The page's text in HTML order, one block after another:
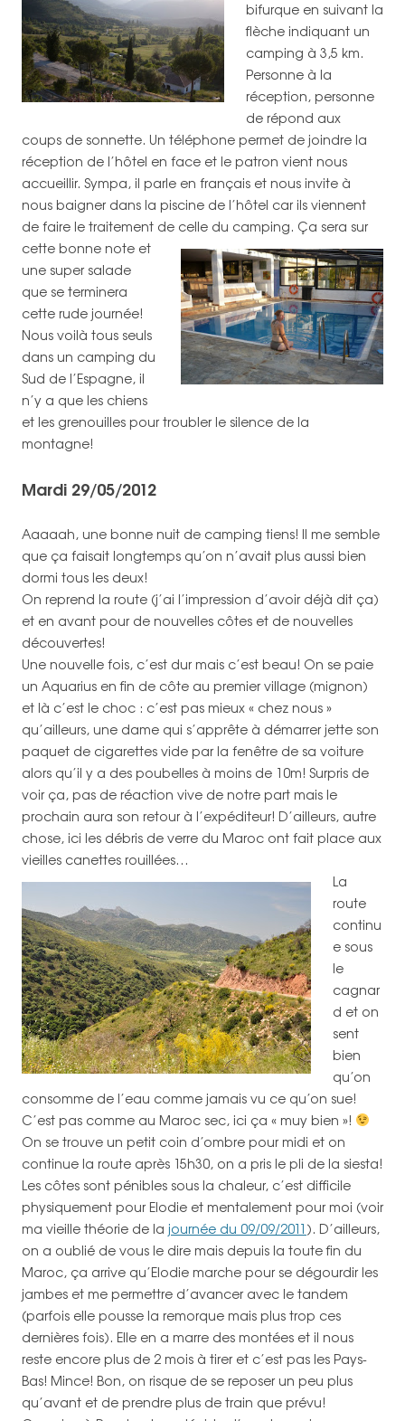
bifurque en suivant la
flèche indiquant un
camping à 3,5 km.
Personne à la
réception, personne
de répond aux
coups de sonnette. Un téléphone permet de joindre la
réception de l’hôtel en face et le patron vient nous
accueillir. Sympa, il parle en français et nous invite à
nous baigner dans la piscine de l’hôtel car ils viennent
de faire le traitement de celle du camping. Ça sera sur
cette bonne note et
une super salade
que se terminera
cette rude journée!
Nous voilà tous seuls
dans un camping du
Sud de l’Espagne, il
n’y a que les chiens
et les grenouilles pour troubler le silence de la
montagne!
Mardi 29/05/2012
Aaaaah, une bonne nuit de camping tiens! Il me semble
que ça faisait longtemps qu’on n’avait plus aussi bien
dormi tous les deux!
On reprend la route (j’ai l’impression d’avoir déjà dit ça)
et en avant pour de nouvelles côtes et de nouvelles
découvertes!
Une nouvelle fois, c’est dur mais c’est beau! On se paie
un Aquarius en fin de côte au premier village (mignon)
et là c’est le choc : c’est pas mieux « chez nous »
qu’ailleurs, une dame qui s’apprête à démarrer jette son
paquet de cigarettes vide par la fenêtre de sa voiture
alors qu’il y a des poubelles à moins de 10m! Surpris de
voir ça, pas de réaction vive de notre part mais le
prochain aura son retour à l’expéditeur! D’ailleurs, autre
chose, ici les débris de verre du Maroc ont fait place aux
vieilles canettes rouillées…
La
route
continu
e sous
le
cagnar
d et on
sent
bien
qu’on
consomme de l’eau comme jamais vu ce qu’on sue!
C’est pas comme au Maroc sec, ici ça « muy bien »!
On se trouve un petit coin d’ombre pour midi et on
continue la route après 15h30, on a pris le pli de la siesta!
Les côtes sont pénibles sous la chaleur, c’est difficile
physiquement pour Elodie et mentalement pour moi (voir
ma vieille théorie de la journée du 09/09/2011 ). D’ailleurs,
on a oublié de vous le dire mais depuis la toute fin du
Maroc, ça arrive qu’Elodie marche pour se dégourdir les
jambes et me permettre d’avancer avec le tandem
(parfois elle pousse la remorque mais plus trop ces
dernières fois). Elle en a marre des montées et il nous
reste encore plus de 2 mois à tirer et c’est pas les Pays-
Bas! Mince! Bon, on risque de se reposer un peu plus
qu’avant et de prendre plus de train que prévu!